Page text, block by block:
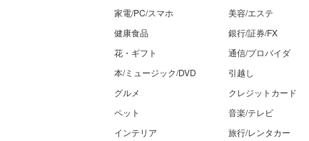
家電/PC/スマホ
健康食品
花・ギフト
本/ミュージック/DVD
グルメ
ペット
インテリア
美容/エステ
銀行/証券/FX
通信/プロバイダ
引越し
クレジットカード
音楽/テレビ
旅行/レンタカー